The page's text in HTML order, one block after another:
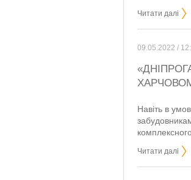
Читати далі
09.05.2022 /
Навіть в
Читати далі